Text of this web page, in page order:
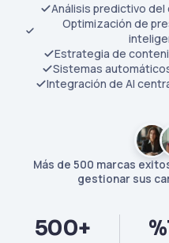
Análisis predictivo
Optimización de
Estrategia de
Sistemas
Integración de AI
Más de 500 marcas
gestionar sus
500+